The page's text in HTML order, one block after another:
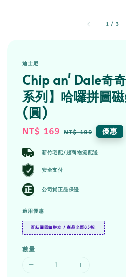
1 / 3
迪士尼
Chip an' Dale奇
系列】哈囉拼圖
(圓)
Sale
NT$ 169 Regular
NT$ 199 優惠
新竹宅配/超商物流配送
安全支付
公司貨正品保證
適用優惠
百耘圖回饋拼友 / 商品全面85折!
數量